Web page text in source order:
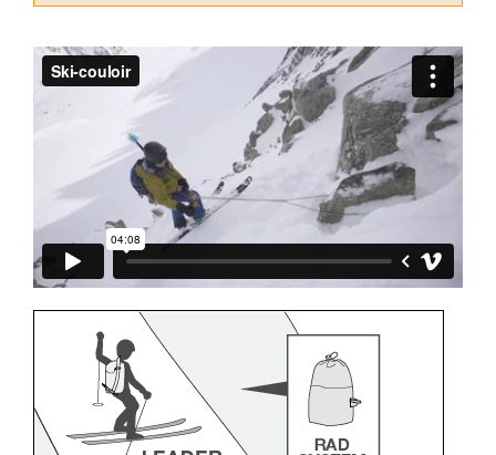
consultarlo. Usted debe comprender la
información de la ficha técnica para poder
comprender este complemento informativo.
Dominar estas técnicas requiere una formación
y un entrenamiento específico. Confirme a
través de un profesional su capacidad para
ejecutar estas técnicas, solo y con total
seguridad, antes de ejecutarlas de forma
autónoma.
Damos ejemplos de técnicas relacionadas con
su actividad. Pueden existir otras que no
describimos aquí.